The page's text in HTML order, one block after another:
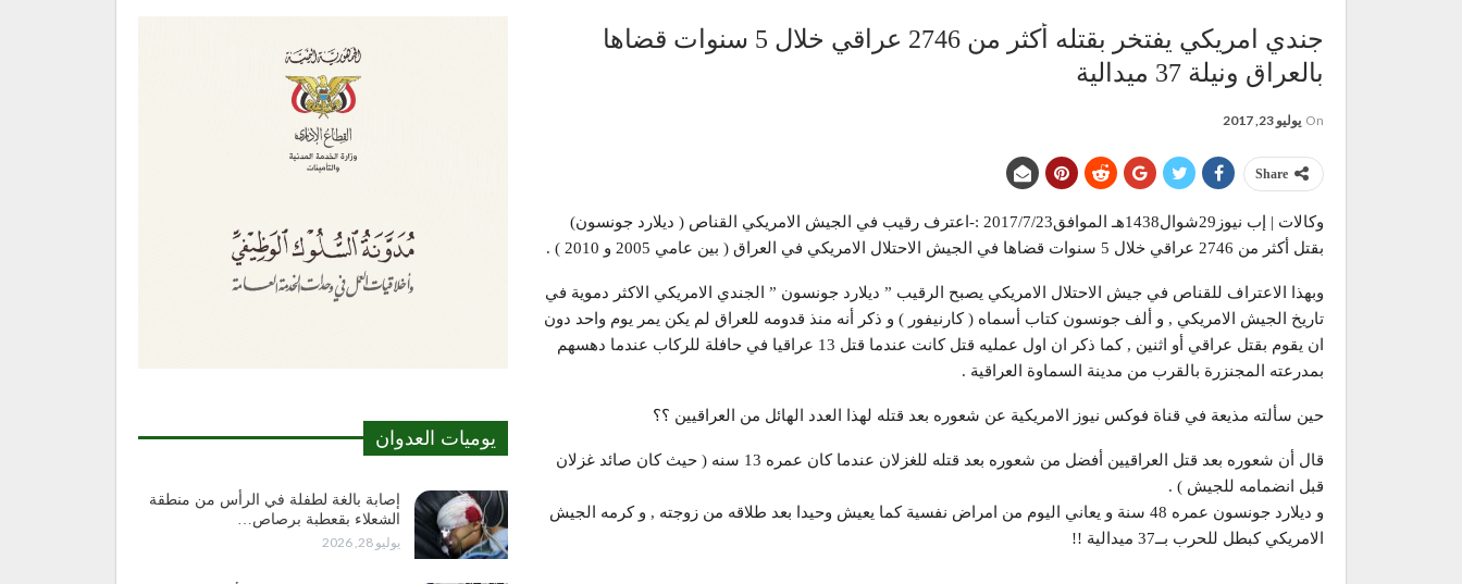
جندي امريكي يفتخر بقتله أكثر من 2746 عراقي خلال 5 سنوات قضاها
بالعراق ونيلة 37 ميدالية
On يوليو 23, 2017
Share
وكالات | إب نيوز29شوال1438هـ الموافق2017/7/23 :-اعترف رقيب في الجيش الامريكي القناص ( ديلارد جونسون)
بقتل أكثر من 2746 عراقي خلال 5 سنوات قضاها في الجيش الاحتلال الامريكي في العراق ( بين عامي 2005 و 2010 ) .
وبهذا الاعتراف للقناص في جيش الاحتلال الامريكي يصبح الرقيب ” ديلارد جونسون ” الجندي الامريكي الاكثر دموية في
تاريخ الجيش الامريكي , و ألف جونسون كتاب أسماه ( كارنيفور ) و ذكر أنه منذ قدومه للعراق لم يكن يمر يوم واحد دون
ان يقوم بقتل عراقي أو اثنين , كما ذكر ان اول عمليه قتل كانت عندما قتل 13 عراقيا في حافلة للركاب عندما دهسهم
بمدرعته المجنزرة بالقرب من مدينة السماوة العراقية .
حين سألته مذيعة في قناة فوكس نيوز الامريكية عن شعوره بعد قتله لهذا العدد الهائل من العراقيين ؟؟
قال أن شعوره بعد قتل العراقيين أفضل من شعوره بعد قتله للغزلان عندما كان عمره 13 سنه ( حيث كان صائد غزلان
قبل انضمامه للجيش ) .
و ديلارد جونسون عمره 48 سنة و يعاني اليوم من امراض نفسية كما يعيش وحيدا بعد طلاقه من زوجته , و كرمه الجيش
الامريكي كبطل للحرب بــ37 ميدالية !!
يوميات العدوان
إصابة بالغة لطفلة في الرأس من منطقة
الشعلاء بقعطبة برصاص…
يوليو 28, 2026